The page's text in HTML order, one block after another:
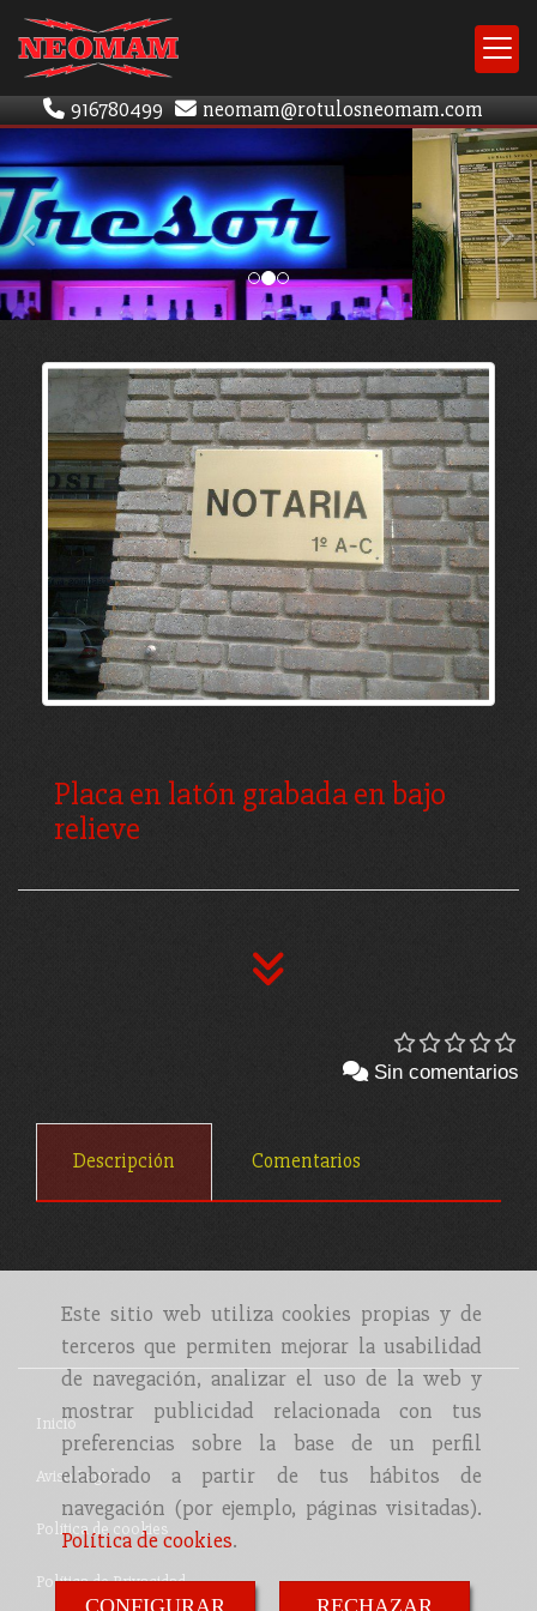
Este sitio web utiliza cookies propias y de
terceros que permiten mejorar la usabilidad
de navegación, analizar el uso de la web y
mostrar publicidad relacionada con tus
preferencias sobre la base de un perfil
elaborado a partir de tus hábitos de
navegación (por ejemplo, páginas visitadas).
Política de cookies.
916780499 neomam
rotulosneomam.com
prev
Placa en latón grabada en bajo
relieve
Sin comentarios
Descripción Comentarios
Inicio
Aviso Legal
Política de cookies
Política de Privacidad